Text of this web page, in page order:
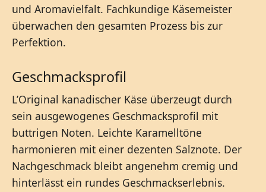
und Aromavielfalt. Fachkundige Käsemeister
überwachen den gesamten Prozess bis zur
Perfektion.
Geschmacksprofil
L’Original kanadischer Käse überzeugt durch
sein ausgewogenes Geschmacksprofil mit
buttrigen Noten. Leichte Karamelltöne
harmonieren mit einer dezenten Salznote. Der
Nachgeschmack bleibt angenehm cremig und
hinterlässt ein rundes Geschmackserlebnis.